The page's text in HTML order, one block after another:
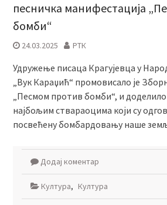
песничка манифестација
бомби“
24.03.2025 РТК
Удружење писаца Крагујевца у
„Вук Караџић“ промовисало је
„Песмом против бомби“, и
најбољим ствараоцима који су
посвећену бомбардовању наше
Додај коментар
Култура, Култура